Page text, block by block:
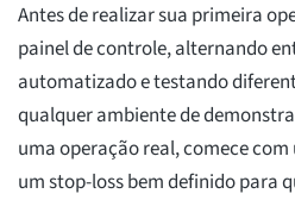
Antes de realizar sua primeira
painel de controle, alternando
automatizado e testando
qualquer ambiente de
uma operação real, comece
um stop-loss bem definido para